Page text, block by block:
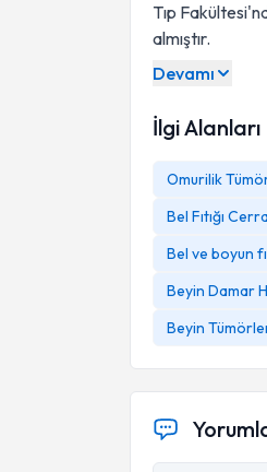
Tıp
almıştır.
Devamı
İlgi Alanları
Omurilik
Bel Fıtığı
Bel ve boyun
Beyin Damar
Beyin